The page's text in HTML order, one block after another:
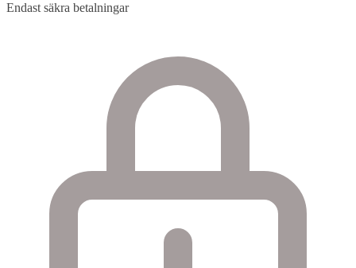
Endast säkra betalningar